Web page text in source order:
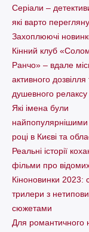
Серіали –
які варто
Захоплюючі
Кінний клуб
Ранчо» – вдале
активного дозвілля
душевного релаксу
Які імена були
році в Києві та
Реальні історії
фільми про
Кіноновинки 2023:
трилери з
сюжетами
Для романтичного